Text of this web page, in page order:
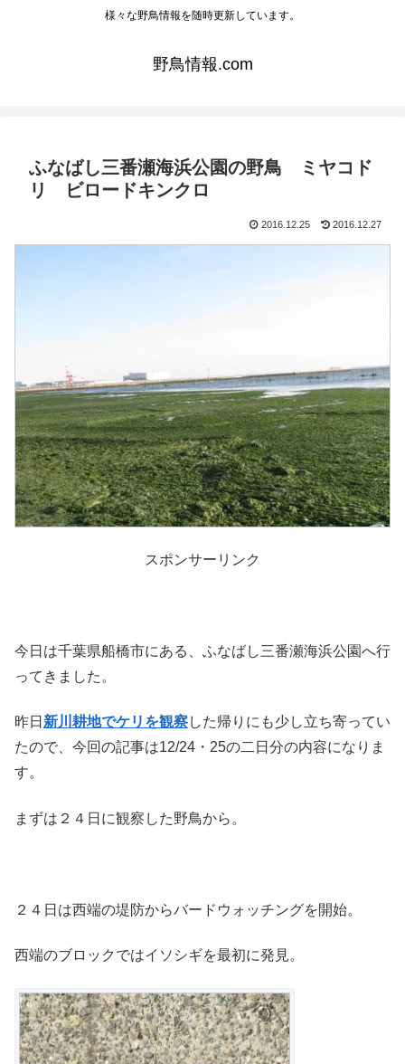
様々な野鳥情報を随時更新しています。
野鳥情報.com
ふなばし三番瀬海浜公園の野鳥 ミヤコド
リ ビロードキンクロ
2016.12.25 2016.12.27
スポンサーリンク
今日は千葉県船橋市にある、ふなばし三番瀬海浜公園へ行
ってきました。
昨日 新川耕地でケリを観察した帰りにも少し立ち寄ってい
たので、今回の記事は12/24・25の二日分の内容になりま
す。
まずは２４日に観察した野鳥から。
２４日は西端の堤防からバードウォッチングを開始。
西端のブロックではイソシギを最初に発見。